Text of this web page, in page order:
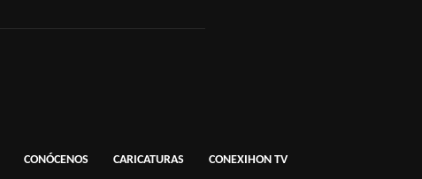
CONÓCENOS CARICATURAS CONEXIHON TV